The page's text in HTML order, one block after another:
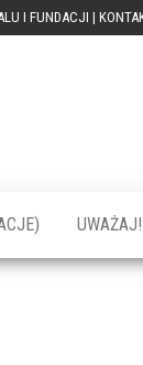
I FUNDACJI |
dla